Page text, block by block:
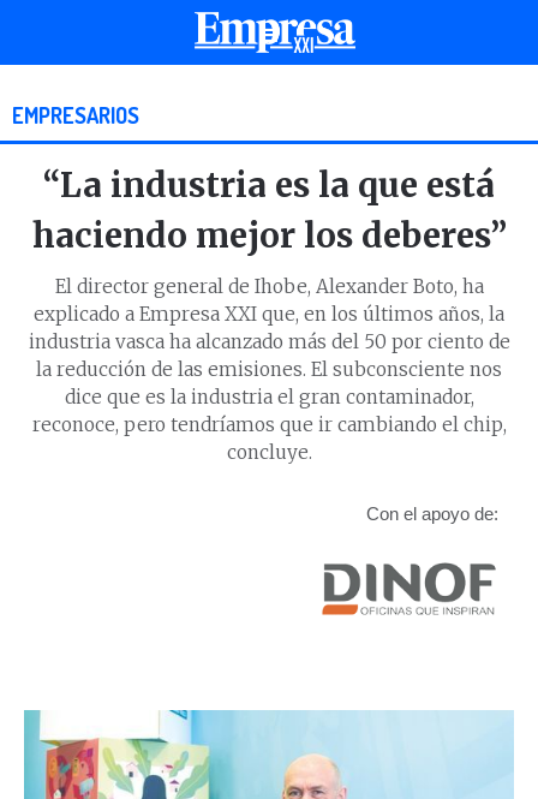
EMPRESARIOS
“La industria es la que está
haciendo mejor los deberes”
El director general de Ihobe, Alexander Boto, ha
explicado a Empresa XXI que, en los últimos años, la
industria vasca ha alcanzado más del 50 por ciento de
la reducción de las emisiones. El subconsciente nos
dice que es la industria el gran contaminador,
reconoce, pero tendríamos que ir cambiando el chip,
concluye.
Con el apoyo de: